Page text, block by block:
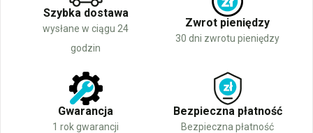
Szybka dostawa
wysłane w ciągu 24
godzin
Zwrot pieniędzy
30 dni zwrotu pieniędzy
Gwarancja
1 rok gwarancji
Bezpieczna płatność
Bezpieczna płatność